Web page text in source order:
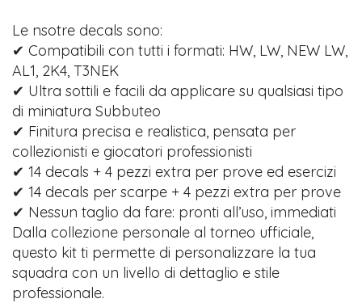
Le nsotre decals sono:
✔ Compatibili con tutti i formati: HW, LW, NEW LW,
AL1, 2K4, T3NEK
✔ Ultra sottili e facili da applicare su qualsiasi tipo
di miniatura Subbuteo
✔ Finitura precisa e realistica, pensata per
collezionisti e giocatori professionisti
✔ 14 decals + 4 pezzi extra per prove ed esercizi
✔ 14 decals per scarpe + 4 pezzi extra per prove
✔ Nessun taglio da fare: pronti all’uso, immediati
Dalla collezione personale al torneo ufficiale,
questo kit ti permette di personalizzare la tua
squadra con un livello di dettaglio e stile
professionale.